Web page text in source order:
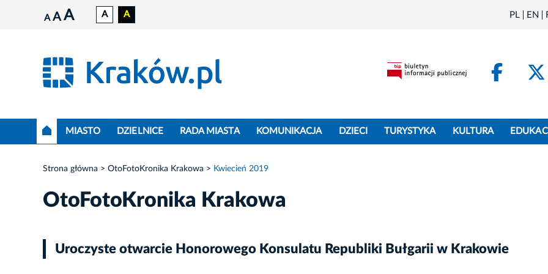
A A A A A PL EN
MIASTO DZIELNICE RADA MIASTA KOMUNIKACJA DZIECI TURYSTYKA KULTURA
Strona główna OtoFotoKronika Krakowa Kwiecień 2019
OtoFotoKronika Krakowa
Uroczyste otwarcie Honorowego Konsulatu Republiki Bułgarii w Krakowie